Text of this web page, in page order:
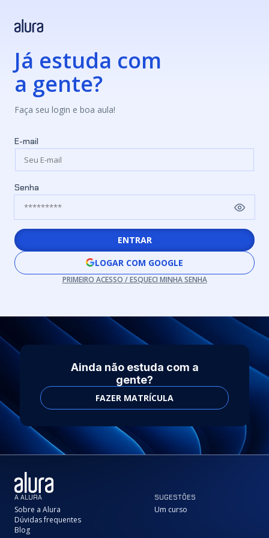
Já estuda com
a gente?
Faça seu login e boa aula!
E-mail
Senha
ENTRAR
LOGAR COM GOOGLE
PRIMEIRO ACESSO / ESQUECI MINHA SENHA
Ainda não estuda com a
gente?
FAZER MATRÍCULA
A ALURA
Sobre a Alura
Dúvidas frequentes
Blog
SUGESTÕES
Um curso